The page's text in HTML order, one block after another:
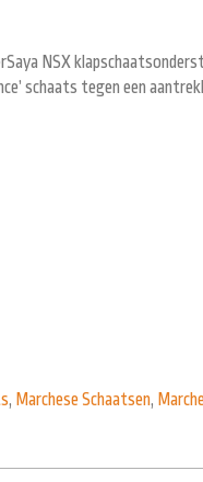
NSX
schaats tegen een
, Marchese Schaatsen,